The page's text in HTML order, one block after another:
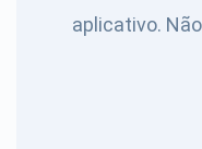
aplicativo.